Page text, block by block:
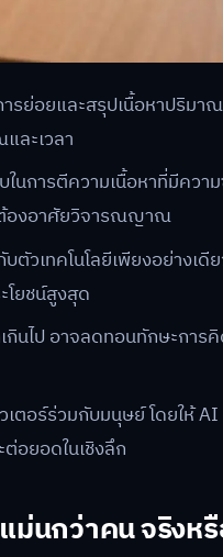
รย่อยและสรุปเนื้อหาปริมา
ละเวลา
นการตีความเนื้อหาที่มีควา
ต้องอาศัยวิจารณญาณ
วเทคโนโลยีเพียงอย่างเ
โยชน์สูงสุด
นไป อาจลดทอนทักษะการคิ
ตอร์ร่วมกับมนุษย์ โดยให้ AI
อยอดในเชิงลึก
ม่นกว่าคน จริงห